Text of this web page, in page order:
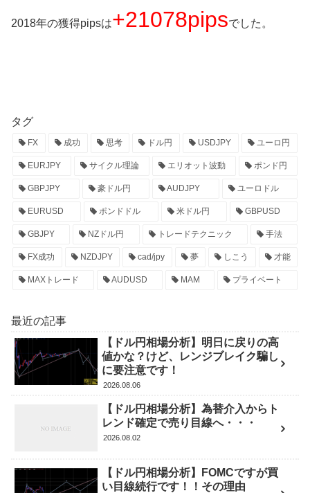
2018年の獲得pipsは+21078pipsでした。
タグ
FX 成功 思考 ドル円 USDJPY ユーロ円
EURJPY サイクル理論 エリオット波動 ポンド円
GBPJPY 豪ドル円 AUDJPY ユーロドル
EURUSD ポンドドル 米ドル円 GBPUSD
GBJPY NZドル円 トレードテクニック 手法
FX成功 NZDJPY cad/jpy 夢 しこう 才能
MAXトレード AUDUSD MAM プライベート
最近の記事
【ドル円相場分析】明日に戻りの高
値かな？けど、レンジブレイク騙し
に要注意です！
2026.08.06
【ドル円相場分析】為替介入からト
レンド確定で売り目線へ・・・
2026.08.02
【ドル円相場分析】FOMCですが買
い目線続行です！！その理由